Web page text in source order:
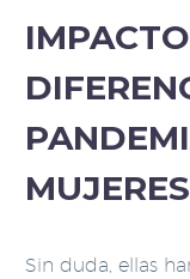
MUJERES
Sin duda, ellas